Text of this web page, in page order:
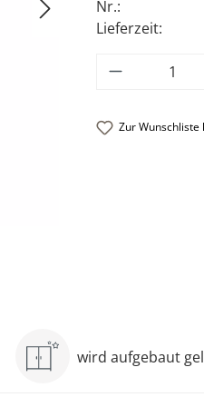
Nr.:
Lieferzeit:
Produkt
Zur Wunschliste
wird aufgebaut